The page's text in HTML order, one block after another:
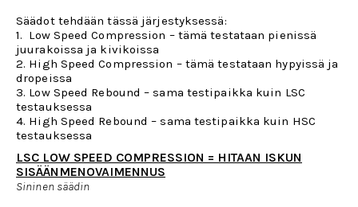
Säädot tehdään tässä järjestyksessä:
1. Low Speed Compression – tämä testataan pienissä
juurakoissa ja kivikoissa
2. High Speed Compression – tämä testataan hypyissä ja
dropeissa
3. Low Speed Rebound – sama testipaikka kuin LSC
testauksessa
4. High Speed Rebound – sama testipaikka kuin HSC
testauksessa
LSC LOW SPEED COMPRESSION = HITAAN ISKUN
SISÄÄNMENOVAIMENNUS
Sininen säädin